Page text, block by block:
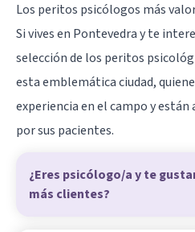
Los peritos psicólogos más
Si vives en Pontevedra y te
selección de los peritos
esta emblemática ciudad,
experiencia en el campo y
por sus pacientes.
¿Eres psicólogo/a y te
más clientes?